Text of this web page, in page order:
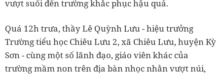
vượt suối đến trường khắc phục hậu quả.
Quá 12h trưa, thầy Lê Quỳnh Lưu - hiệu trưởng
Trường tiểu học Chiêu Lưu 2, xã Chiêu Lưu, huyện Kỳ
Sơn - cùng một số lãnh đạo, giáo viên khác của
trường mầm non trên địa bàn nhọc nhằn vượt núi,